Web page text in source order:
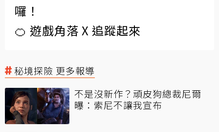
囉！
🍊 遊戲角落 X 追蹤起來
秘境探險 更多報導
不是沒新作？頑皮狗總裁尼爾
曝：索尼不讓我宣布